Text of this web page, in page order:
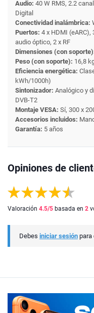
Audio: 40 W RMS, 2.2
Digital
Conectividad inalámbrica:
Puertos: 4 x HDMI (eARC),
audio óptico, 2 x RF
Dimensiones (con
Peso (con soporte): 16,8
Eficiencia energética:
kWh/1000h)
Sintonizador: Analógico y
DVB-T2
Montaje VESA: Sí, 300 x
Accesorios incluidos:
Garantía: 5 años
Opiniones de
Valoración 4.5/5 basada en 2
Debes iniciar sesión para